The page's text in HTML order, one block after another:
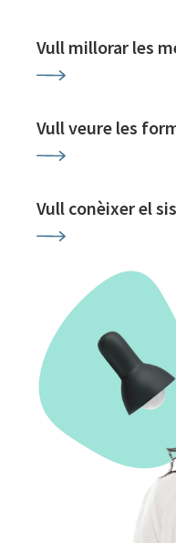
Vull millorar les
Vull veure les
Vull conèixer el